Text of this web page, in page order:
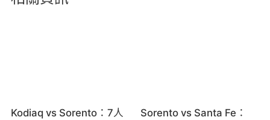
Kodiaq vs Sorento：7人
Sorento vs Santa Fe：